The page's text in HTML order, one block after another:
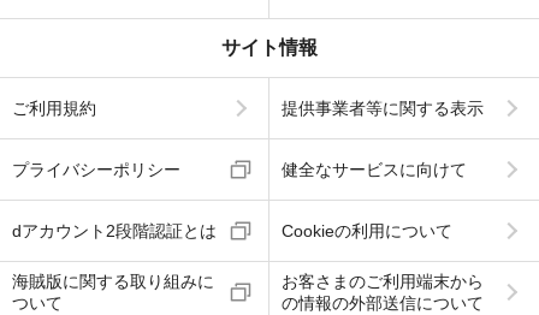
サイト情報
ご利用規約 提供事業者等に関する表示
プライバシーポリシー 健全なサービスに向けて
dアカウント2段階認証とは Cookieの利用について
海賊版に関する取り組みに
ついて
お客さまのご利用端末から
の情報の外部送信について